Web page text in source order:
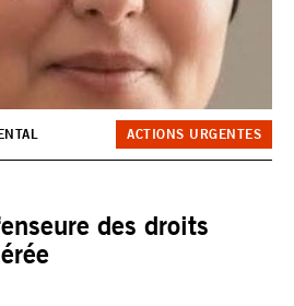
ACTIONS URGENTES
des droits